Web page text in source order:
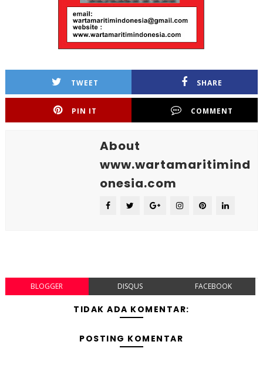
TWEET SHARE
PIN IT COMMENT
About
www.wartamaritimind
onesia.com
BLOGGER DISQUS FACEBOOK
TIDAK ADA KOMENTAR:
POSTING KOMENTAR